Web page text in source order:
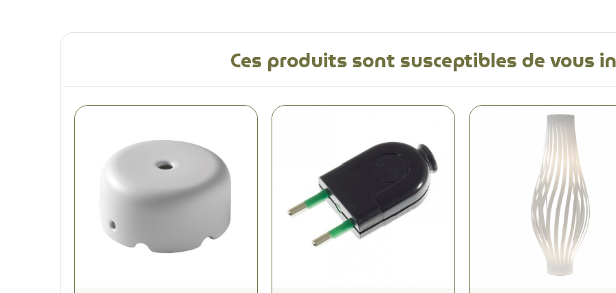
Ces produits sont susceptibles de vous